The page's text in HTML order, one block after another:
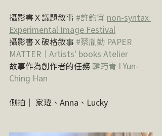
攝影書Ｘ議題敘事 #許鈞宜 non-syntax
Experimental Image Festival
攝影書Ｘ破格敘事 #蔡胤勤 PAPER
MATTER｜Artists' books Atelier
故事作為創作者的任務 韓筠青 I Yun-
Ching Han
側拍｜ 家瑋、Anna、Lucky